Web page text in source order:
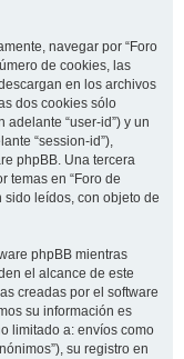
navegar por “Foro
de cookies, las
en los archivos
dos cookies sólo
“user-id”) y un
“session-id”),
phpBB. Una tercera
temas en “Foro de
sido leídos, con objeto de
phpBB mientras
el alcance de este
creadas por el software
su información es
limitado a: envíos como
su registro en